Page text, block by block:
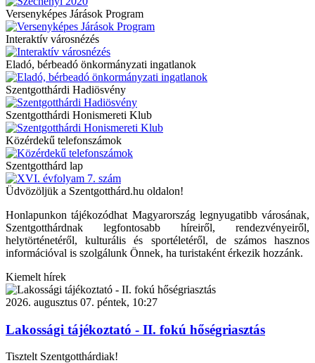
Versenyképes Járások Program
Interaktív városnézés
Eladó, bérbeadó önkormányzati ingatlanok
Szentgotthárdi Hadiösvény
Szentgotthárdi Honismereti Klub
Közérdekű telefonszámok
Szentgotthárd lap
Üdvözöljük a Szentgotthárd.hu oldalon!
Honlapunkon tájékozódhat Magyarország legnyugatibb városának,
Szentgotthárdnak legfontosabb híreiről, rendezvényeiről,
helytörténetéről, kulturális és sportéletéről, de számos hasznos
információval is szolgálunk Önnek, ha turistaként érkezik hozzánk.
Kiemelt hírek
2026. augusztus 07. péntek, 10:27
Lakossági tájékoztató - II. fokú hőségriasztás
Tisztelt Szentgotthárdiak!